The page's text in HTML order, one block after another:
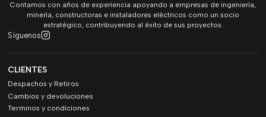
Contamos con años de experiencia apoyando a empresas de ingeniería,
minería, constructoras e instaladores eléctricos como un socio
estratégico, contribuyendo al éxito de sus proyectos.
Síguenos
CLIENTES
Despachos y Retiros
Cambios y devoluciones
Terminos y condiciones